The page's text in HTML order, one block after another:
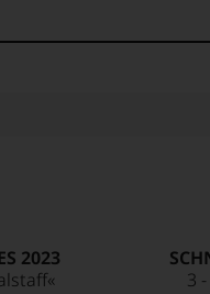
2023
3